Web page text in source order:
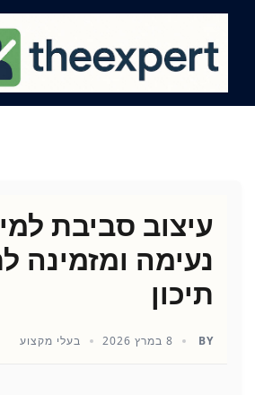
content
עיצוב סביבת
נעימה ומזמינה
תיכון
BY 8 במרץ 2026 בעלי מקצוע